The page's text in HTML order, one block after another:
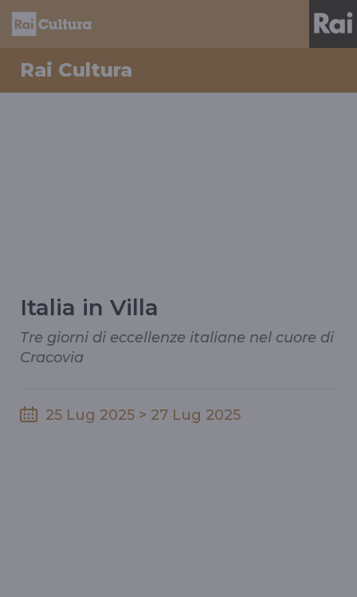
Rai Cultura
Italia in Villa
Tre giorni di eccellenze italiane nel cuore di
Cracovia
25 Lug 2025 > 27 Lug 2025